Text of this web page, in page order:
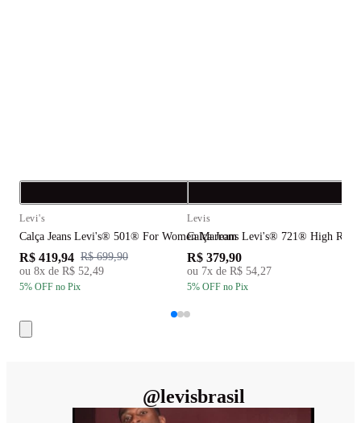
Levi's
Calça Jeans Levi's® 501® For Women Marrom
R$ 419,94 R$ 699,90
ou 8x de R$ 52,49
5% OFF no Pix
Levis
Calça Jeans Levi's® 721® High Rise
R$ 379,90
ou 7x de R$ 54,27
5% OFF no Pix
@levisbrasil